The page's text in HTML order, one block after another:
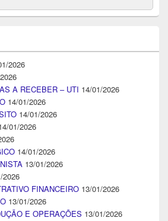
2026
A RECEBER – UTI 14/01/2026
14/01/2026
14/01/2026
01/2026
14/01/2026
13/01/2026
2026
FINANCEIRO 13/01/2026
13/01/2026
E OPERAÇÕES 13/01/2026